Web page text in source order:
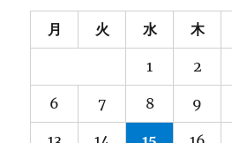
月 火 水 木
1 2
6 7 8 9